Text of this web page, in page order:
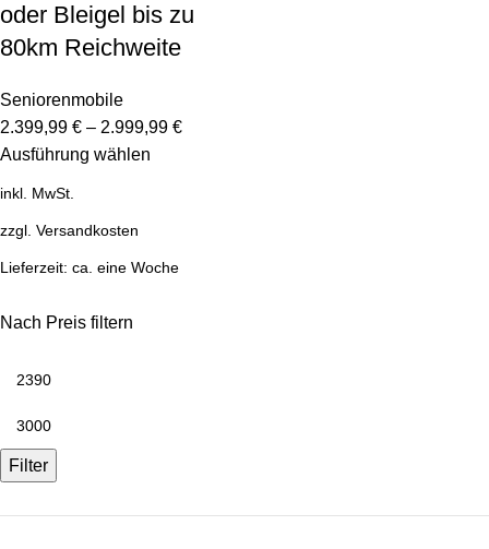
Nach Preis filtern
Filter
oder Bleigel bis zu
80km Reichweite
Seniorenmobile
2.399,99 € – 2.999,99 €
Ausführung wählen
inkl. MwSt.
zzgl. Versandkosten
Lieferzeit: ca. eine Woche